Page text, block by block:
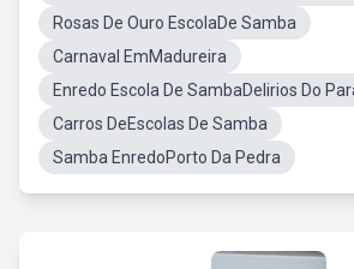
Rosas De Ouro EscolaDe Samba
Carnaval EmMadureira
Enredo Escola De SambaDelirios Do
Carros DeEscolas De Samba
Samba EnredoPorto Da Pedra